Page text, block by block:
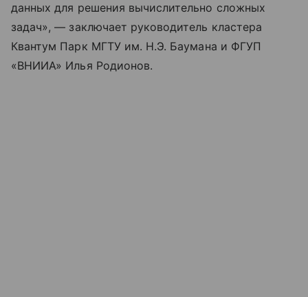
данных для решения вычислительно сложных
задач», — заключает руководитель кластера
Квантум Парк МГТУ им. Н.Э. Баумана и ФГУП
«ВНИИА» Илья Родионов.